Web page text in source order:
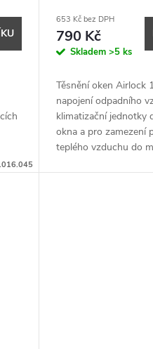
653 Kč bez DPH
790 Kč
Skladem>5 ks
Těsnění oken Airlock
napojení odpadního
klimatizační jednotky
okna a pro zamezení
teplého vzduchu do